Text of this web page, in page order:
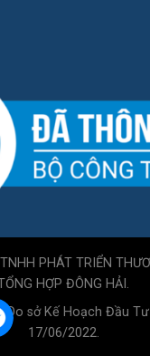
PHÁT TRIỂN
HỢP ĐÔNG HẢI.
Do sở Kế Hoạch Đầu
17/06/2022.